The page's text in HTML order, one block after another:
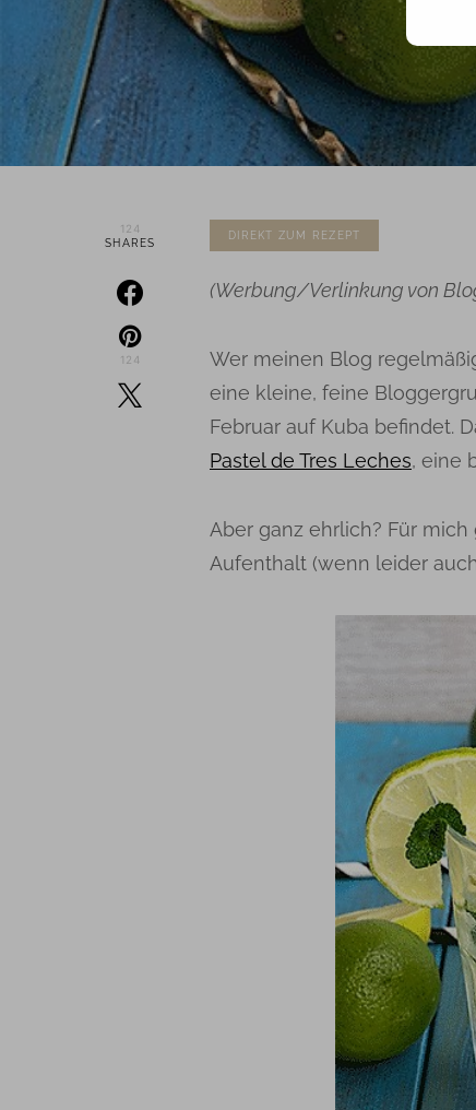
124
SHARES
124
DIREKT ZUM REZEPT
(Werbung/Verlinkung von
Wer meinen Blog
eine kleine, feine
Februar auf Kuba befindet.
Pastel de Tres Leches, eine
Aber ganz ehrlich? Für
Aufenthalt (wenn leider